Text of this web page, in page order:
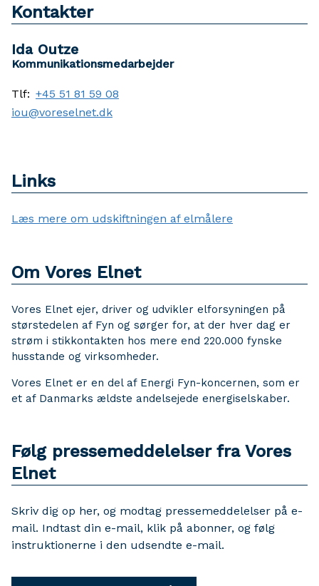
Kontakter
Ida Outze
Kommunikationsmedarbejder
Tlf: +45 51 81 59 08
iou@voreselnet.dk
Links
Læs mere om udskiftningen af elmålere
Om Vores Elnet
Vores Elnet ejer, driver og udvikler elforsyningen på
størstedelen af Fyn og sørger for, at der hver dag er
strøm i stikkontakten hos mere end 220.000 fynske
husstande og virksomheder.
Vores Elnet er en del af Energi Fyn-koncernen, som er
et af Danmarks ældste andelsejede energiselskaber.
Følg pressemeddelelser fra Vores
Elnet
Skriv dig op her, og modtag pressemeddelelser på e-
mail. Indtast din e-mail, klik på abonner, og følg
instruktionerne i den udsendte e-mail.